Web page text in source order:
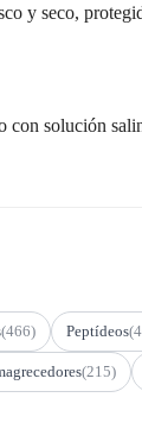
y seco,
solución
(466) Peptídeos
(215)